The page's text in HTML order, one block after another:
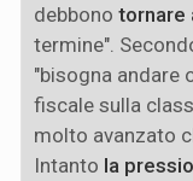
debbono tornare
termine".
"bisogna andare
fiscale sulla
molto avanzato
Intanto la